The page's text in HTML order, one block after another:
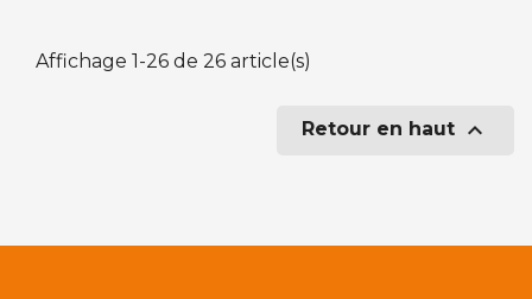
Affichage 1-26 de 26 article(s)
Retour en haut 